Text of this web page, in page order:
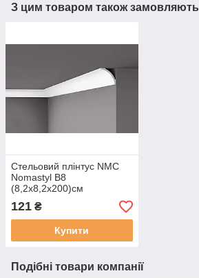
З цим товаром також замовляють
Стельовий плінтус NMC
Nomastyl B8
(8,2х8,2х200)см
121 ₴
Купити
Подібні товари компанії